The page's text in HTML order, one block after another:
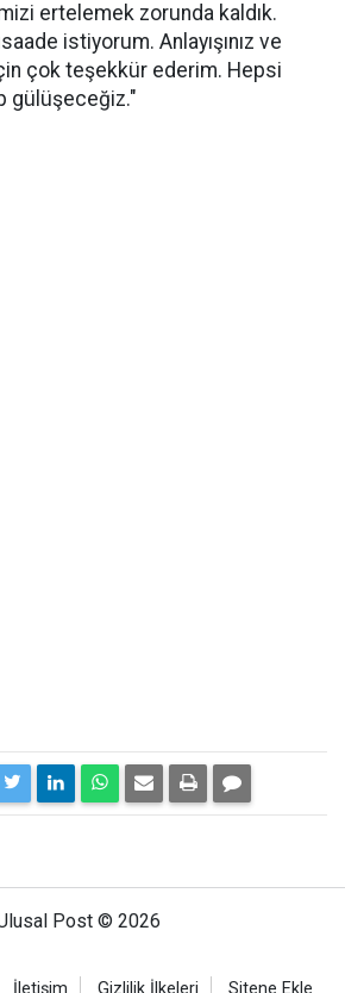
ertelemek zorunda kaldık.
istiyorum. Anlayışınız ve
çok teşekkür ederim. Hepsi
gülüşeceğiz."
Post © 2026
İletişim Gizlilik İlkeleri Sitene Ekle